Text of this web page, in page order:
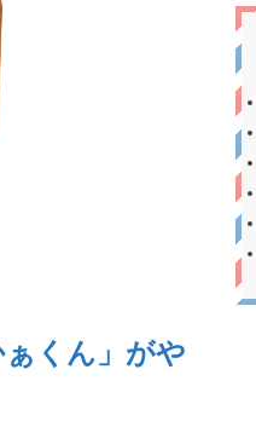
くん」がや